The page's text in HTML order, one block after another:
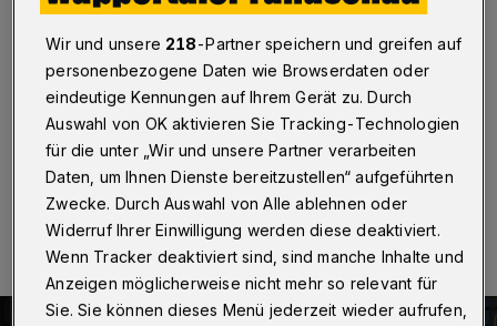
·
Die Wuppertaler Polizei warnt vor Staus
am Samstag (16. März 2024) im Bereich der
Ronsdorfer Parkstraße (L419).
14.03.2024 , 14:00 Uhr Eine Minute Lesezeit
Wir und unsere 218-Partner speichern und greifen auf
personenbezogene Daten wie Browserdaten oder
eindeutige Kennungen auf Ihrem Gerät zu. Durch
Auswahl von OK aktivieren Sie Tracking-Technologien
für die unter „Wir und unsere Partner verarbeiten
Daten, um Ihnen Dienste bereitzustellen“ aufgeführten
Zwecke. Durch Auswahl von Alle ablehnen oder
Widerruf Ihrer Einwilligung werden diese deaktiviert.
Wenn Tracker deaktiviert sind, sind manche Inhalte und
Anzeigen möglicherweise nicht mehr so relevant für
Sie. Sie können dieses Menü jederzeit wieder aufrufen,